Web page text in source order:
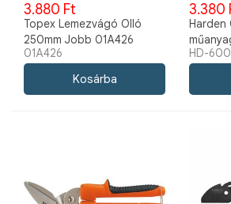
3.880 Ft
Topex Lemezvágó Olló
250mm Jobb 01A426
01A426
3.380
Harden
HD-